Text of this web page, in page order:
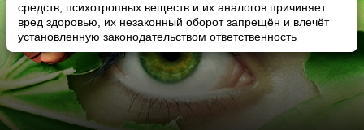
средств, психотропных веществ и их аналогов причиняет
вред здоровью, их незаконный оборот запрещён и влечёт
установленную законодательством ответственность
Липецкие зеленые ЭМО
8 треков